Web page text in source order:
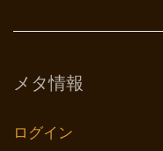
メタ情報
ログイン